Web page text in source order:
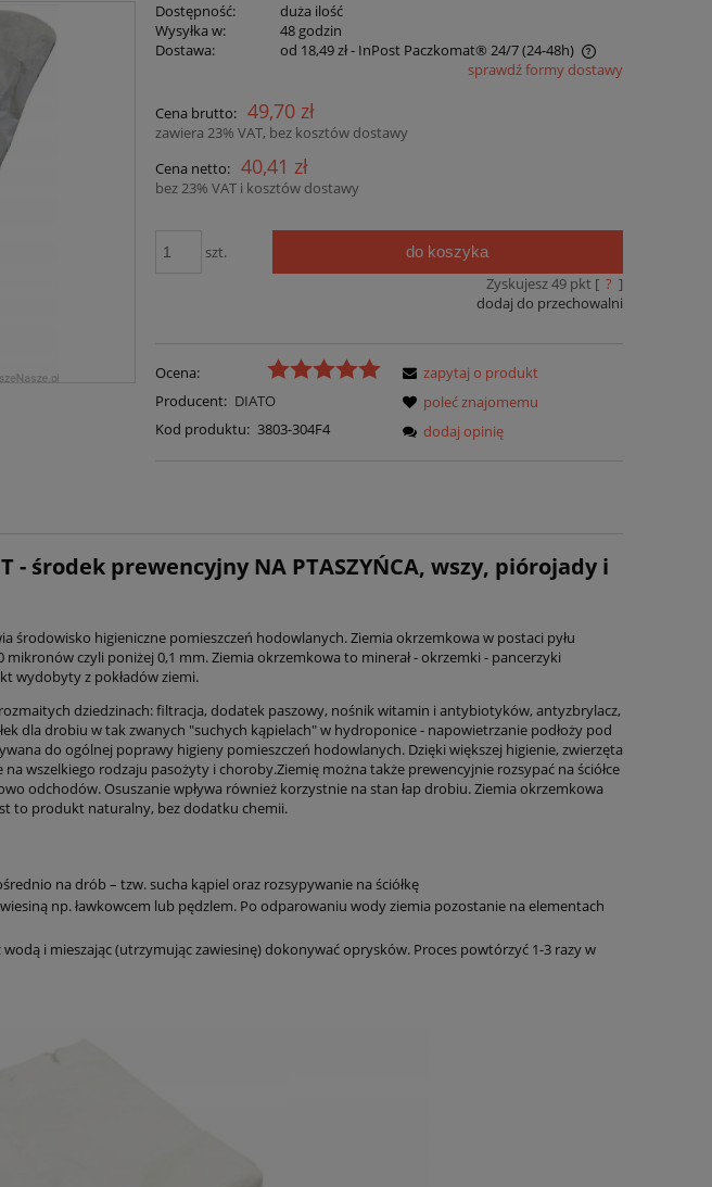
Dostępność:
duża ilość
Wysyłka w:
48 godzin
Dostawa:
od 18,49 zł- InPost Paczkomat® 24/7 (24-48h)
płatności
sprawdź formy dostawy
Cena brutto: 49,70 zł
zawiera 23% VAT, bez kosztów dostawy
Cena netto: 40,41 zł
bez 23% VAT i kosztów dostawy
szt. do koszyka
Zyskujesz49pkt [ ? ]
dodaj do przechowalni
Ocena:
Producent: DIATO
Kod produktu: 3803-304F4
zapytaj o produkt
poleć znajomemu
dodaj opinię
- środek prewencyjny NA PTASZYŃCA, wszy, piórojady i
środowisko higieniczne pomieszczeń hodowlanych. Ziemia okrzemkowa w postaci pyłu
czyli poniżej 0,1 mm. Ziemia okrzemkowa to minerał - okrzemki - pancerzyki
wydobyty z pokładów ziemi.
dziedzinach: filtracja, dodatek paszowy, nośnik witamin i antybiotyków, antyzbrylacz,
dla drobiu w tak zwanych "suchych kąpielach" w hydroponice - napowietrzanie podłoży pod
do ogólnej poprawy higieny pomieszczeń hodowlanych. Dzięki większej higienie, zwierzęta
wszelkiego rodzaju pasożyty i choroby.Ziemię można także prewencyjnie rozsypać na ściółce
odchodów. Osuszanie wpływa również korzystnie na stan łap drobiu. Ziemia okrzemkowa
to produkt naturalny, bez dodatku chemii.
na drób – tzw. sucha kąpiel oraz rozsypywanie na ściółkę
np. ławkowcem lub pędzlem. Po odparowaniu wody ziemia pozostanie na elementach
i mieszając (utrzymując zawiesinę) dokonywać oprysków. Proces powtórzyć 1-3 razy w